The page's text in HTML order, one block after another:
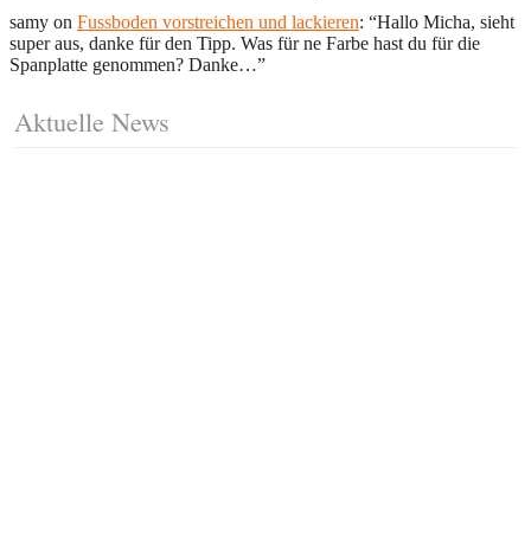
samy on Fussboden vorstreichen und lackieren: “Hallo Micha, sieht
super aus, danke für den Tipp. Was für ne Farbe hast du für die
Spanplatte genommen? Danke…”
Aktuelle News